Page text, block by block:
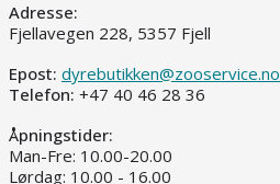
Adresse:
Fjellavegen 228, 5357 Fjell
Epost: dyrebutikken@zooservice.no
Telefon: +47 40 46 28 36
Åpningstider:
Man-Fre: 10.00-20.00
Lørdag: 10.00 - 16.00